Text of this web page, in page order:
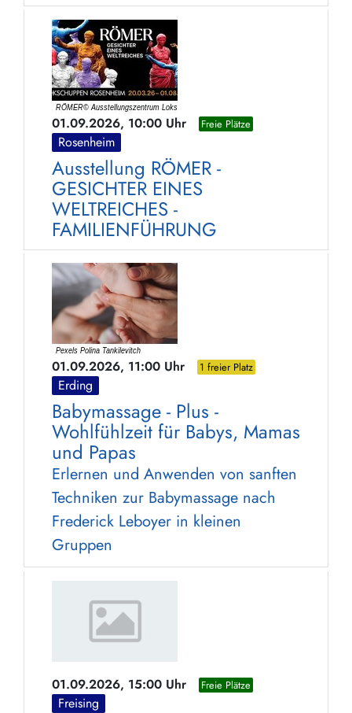
01.09.2026, 10:00 Uhr Freie Plätze
Rosenheim
Ausstellung RÖMER -
GESICHTER EINES
WELTREICHES -
FAMILIENFÜHRUNG
01.09.2026, 11:00 Uhr 1 freier Platz
Erding
Babymassage - Plus -
Wohlfühlzeit für Babys, Mamas
und Papas
Erlernen und Anwenden von sanften
Techniken zur Babymassage nach
Frederick Leboyer in kleinen
Gruppen
01.09.2026, 15:00 Uhr Freie Plätze
Freising